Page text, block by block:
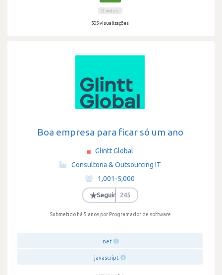
0 votos
505 visualizações
Boa empresa para ficar só um ano
Glintt Global
·
Consultoria & Outsourcing IT
·
1,001-5,000
·
★Seguir 245
Submetido há 5 anos por Programador de software
.net
javascript